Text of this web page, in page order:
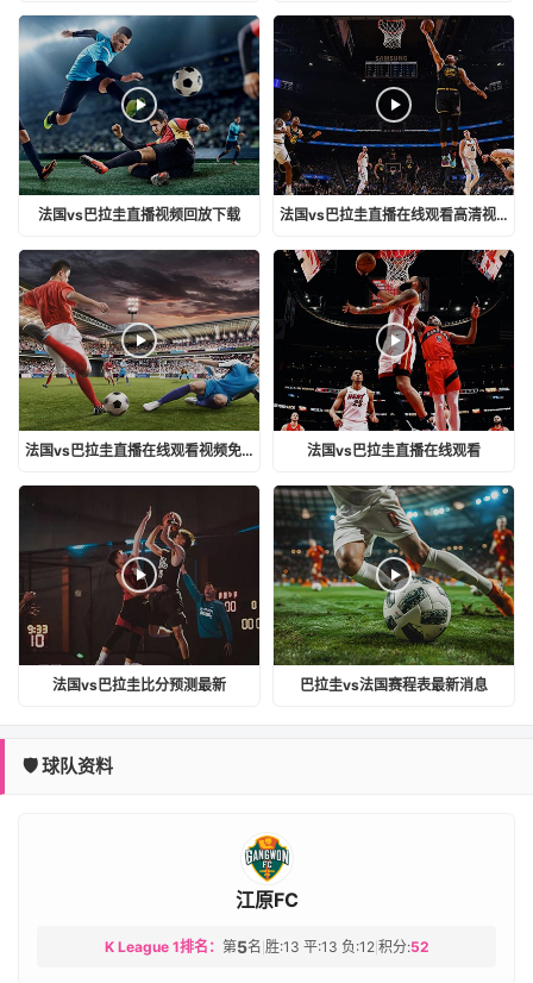
法国vs巴拉圭直播视频回放下载 法国vs巴拉圭直播在线观看高清视频
法国vs巴拉圭直播在线观看视频免费 法国vs巴拉圭直播在线观看
法国vs巴拉圭比分预测最新 巴拉圭vs法国赛程表最新消息
🛡️ 球队资料
江原FC
K League 1排名： 第5名 胜:13 平:13 负:12| 积分:52